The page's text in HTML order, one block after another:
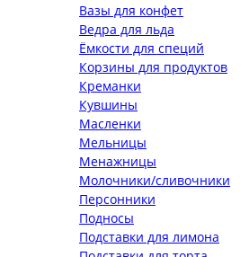
Вазы для конфет
Ведра для льда
Ёмкости для специй
Корзины для продуктов
Креманки
Кувшины
Масленки
Мельницы
Менажницы
Молочники/сливочники
Персонники
Подносы
Подставки для лимона